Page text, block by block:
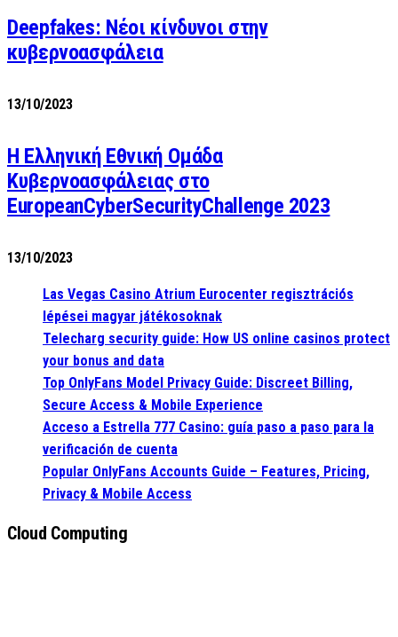
Deepfakes: Νέοι κίνδυνοι στην
κυβερνοασφάλεια
13/10/2023
Η Ελληνική Εθνική Ομάδα
Κυβερνοασφάλειας στο
EuropeanCyberSecurityChallenge 2023
13/10/2023
Las Vegas Casino Atrium Eurocenter regisztrációs
lépései magyar játékosoknak
Telecharg security guide: How US online casinos protect
your bonus and data
Top OnlyFans Model Privacy Guide: Discreet Billing,
Secure Access & Mobile Experience
Acceso a Estrella 777 Casino: guía paso a paso para la
verificación de cuenta
Popular OnlyFans Accounts Guide – Features, Pricing,
Privacy & Mobile Access
Cloud Computing